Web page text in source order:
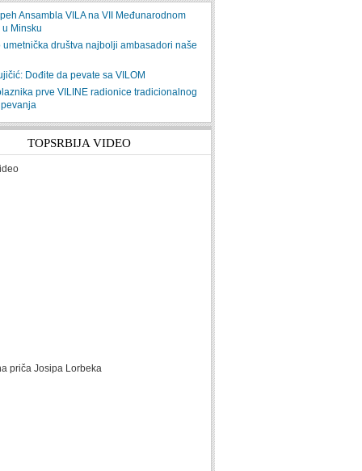
Ansambla VILA na VII Međunarodnom
Minsku
umetnička društva najbolji ambasadori naše
Dođite da pevate sa VILOM
prve VILINE radionice tradicionalnog
TOPSRBIJA VIDEO
priča Josipa Lorbeka